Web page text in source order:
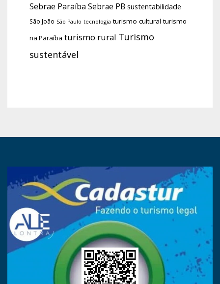
Sebrae Paraíba Sebrae PB sustentabilidade
São João São Paulo tecnologia turismo cultural turismo
na Paraíba turismo rural Turismo
sustentável